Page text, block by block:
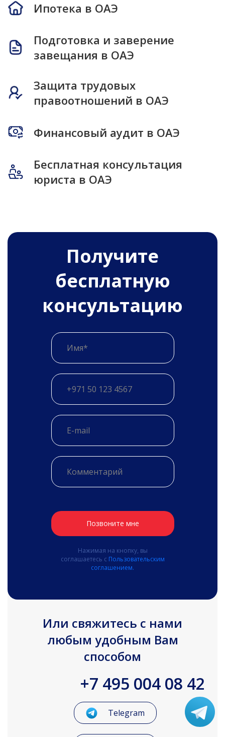
Ипотека в ОАЭ
Подготовка и заверение
завещания в ОАЭ
Защита трудовых
правоотношений в ОАЭ
Финансовый аудит в ОАЭ
Бесплатная консультация
юриста в ОАЭ
Получитe
бесплатную
консультацию
Позвоните мне
Нажимая на кнопку, вы
соглашаетесь с Пользовательским
соглашением.
Или свяжитесь с нами
любым удобным Вам
способом
Telegram
+7 495 004 08 42